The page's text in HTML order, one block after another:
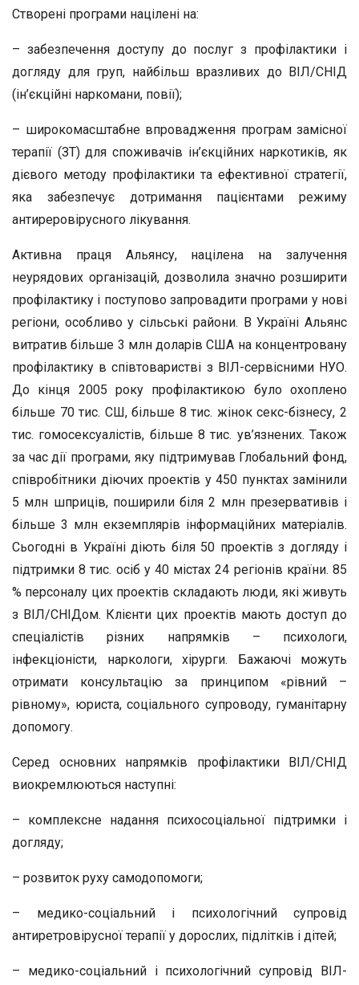
Створені програми націлені на:
– забезпечення доступу до послуг з профілактики і
догляду для груп, найбільш вразливих до ВІЛ/СНІД
(ін’єкційні наркомани, повії);
– широкомасштабне впровадження програм замісної
терапії (ЗТ) для споживачів ін’єкційних наркотиків, як
дієвого методу профілактики та ефективної стратегії,
яка забезпечує дотримання пацієнтами режиму
антиреровірусного лікування.
Активна праця Альянсу, націлена на залучення
неурядових організацій, дозволила значно розширити
профілактику і поступово запровадити програми у нові
регіони, особливо у сільські райони. В Україні Альянс
витратив більше 3 млн доларів США на концентровану
профілактику в співтоваристві з ВІЛ-сервісними НУО.
До кінця 2005 року профілактикою було охоплено
більше 70 тис. СШ, більше 8 тис. жінок секс-бізнесу, 2
тис. гомосексуалістів, більше 8 тис. ув’язнених. Також
за час дії програми, яку підтримував Глобальний фонд,
співробітники діючих проектів у 450 пунктах замінили
5 млн шприців, поширили біля 2 млн презервативів і
більше 3 млн екземплярів інформаційних матеріалів.
Сьогодні в Україні діють біля 50 проектів з догляду і
підтримки 8 тис. осіб у 40 містах 24 регіонів країни. 85
% персоналу цих проектів складають люди, які живуть
з ВІЛ/СНІДом. Клієнти цих проектів мають доступ до
спеціалістів різних напрямків – психологи,
інфекціоністи, наркологи, хірурги. Бажаючі можуть
отримати консультацію за принципом «рівний –
рівному», юриста, соціального супроводу, гуманітарну
допомогу.
Серед основних напрямків профілактики ВІЛ/СНІД
виокремлюються наступні:
– комплексне надання психосоціальної підтримки і
догляду;
– розвиток руху самодопомоги;
– медико-соціальний і психологічний супровід
антиретровірусної терапії у дорослих, підлітків і дітей;
– медико-соціальний і психологічний супровід ВІЛ-